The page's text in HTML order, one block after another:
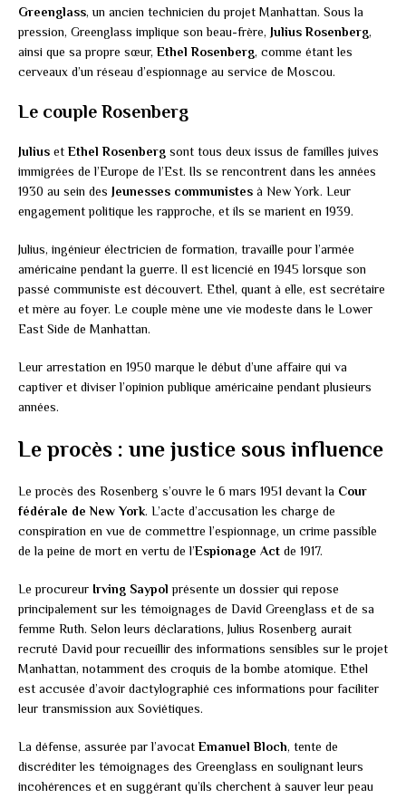
Greenglass, un ancien technicien du projet Manhattan. Sous la
pression, Greenglass implique son beau-frère, Julius Rosenberg,
ainsi que sa propre sœur, Ethel Rosenberg, comme étant les
cerveaux d’un réseau d’espionnage au service de Moscou.
Le couple Rosenberg
Julius et Ethel Rosenberg sont tous deux issus de familles juives
immigrées de l’Europe de l’Est. Ils se rencontrent dans les années
1930 au sein des Jeunesses communistes à New York. Leur
engagement politique les rapproche, et ils se marient en 1939.
Julius, ingénieur électricien de formation, travaille pour l’armée
américaine pendant la guerre. Il est licencié en 1945 lorsque son
passé communiste est découvert. Ethel, quant à elle, est secrétaire
et mère au foyer. Le couple mène une vie modeste dans le Lower
East Side de Manhattan.
Leur arrestation en 1950 marque le début d’une affaire qui va
captiver et diviser l’opinion publique américaine pendant plusieurs
années.
Le procès : une justice sous influence
Le procès des Rosenberg s’ouvre le 6 mars 1951 devant la Cour
fédérale de New York. L’acte d’accusation les charge de
conspiration en vue de commettre l’espionnage, un crime passible
de la peine de mort en vertu de l’Espionage Act de 1917.
Le procureur Irving Saypol présente un dossier qui repose
principalement sur les témoignages de David Greenglass et de sa
femme Ruth. Selon leurs déclarations, Julius Rosenberg aurait
recruté David pour recueillir des informations sensibles sur le projet
Manhattan, notamment des croquis de la bombe atomique. Ethel
est accusée d’avoir dactylographié ces informations pour faciliter
leur transmission aux Soviétiques.
La défense, assurée par l’avocat Emanuel Bloch, tente de
discréditer les témoignages des Greenglass en soulignant leurs
incohérences et en suggérant qu’ils cherchent à sauver leur peau